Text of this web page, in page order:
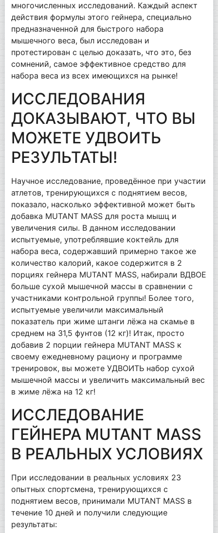
многочисленных исследований. Каждый аспект
действия формулы этого гейнера, специально
предназначенной для быстрого набора
мышечного веса, был исследован и
протестирован с целью доказать, что это, без
сомнений, самое эффективное средство для
набора веса из всех имеющихся на рынке!
ИССЛЕДОВАНИЯ
ДОКАЗЫВАЮТ, ЧТО ВЫ
МОЖЕТЕ УДВОИТЬ
РЕЗУЛЬТАТЫ!
Научное исследование, проведённое при участии
атлетов, тренирующихся с поднятием весов,
показало, насколько эффективной может быть
добавка MUTANT MASS для роста мышц и
увеличения силы. В данном исследовании
испытуемые, употреблявшие коктейль для
набора веса, содержавший примерно такое же
количество калорий, какое содержится в 2
порциях гейнера MUTANT MASS, набирали ВДВОЕ
больше сухой мышечной массы в сравнении с
участниками контрольной группы! Более того,
испытуемые увеличили максимальный
показатель при жиме штанги лёжа на скамье в
среднем на 31,5 фунтов (12 кг)! Итак, просто
добавив 2 порции гейнера MUTANT MASS к
своему ежедневному рациону и программе
тренировок, вы можете УДВОИТЬ набор сухой
мышечной массы и увеличить максимальный вес
в жиме лёжа на 12 кг!
ИССЛЕДОВАНИЕ
ГЕЙНЕРА MUTANT MASS
В РЕАЛЬНЫХ УСЛОВИЯХ
При исследовании в реальных условиях 23
опытных спортсмена, тренирующихся с
поднятием весов, принимали MUTANT MASS в
течение 10 дней и получили следующие
результаты: